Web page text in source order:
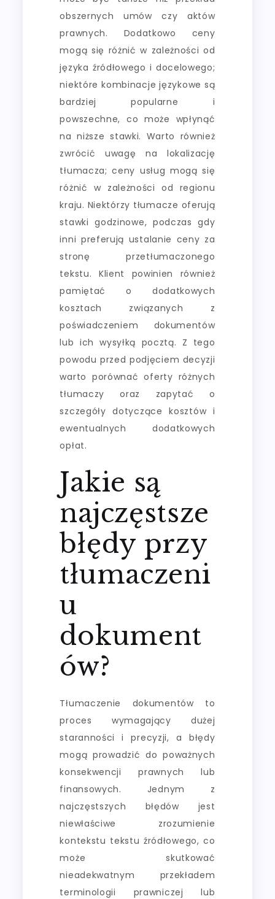
obszernych umów czy aktów
prawnych. Dodatkowo ceny
mogą się różnić w zależności od
języka źródłowego i docelowego;
niektóre kombinacje językowe są
bardziej popularne i
powszechne, co może wpłynąć
na niższe stawki. Warto również
zwrócić uwagę na lokalizację
tłumacza; ceny usług mogą się
różnić w zależności od regionu
kraju. Niektórzy tłumacze oferują
stawki godzinowe, podczas gdy
inni preferują ustalanie ceny za
stronę przetłumaczonego
tekstu. Klient powinien również
pamiętać o dodatkowych
kosztach związanych z
poświadczeniem dokumentów
lub ich wysyłką pocztą. Z tego
powodu przed podjęciem decyzji
warto porównać oferty różnych
tłumaczy oraz zapytać o
szczegóły dotyczące kosztów i
ewentualnych dodatkowych
opłat.
Jakie są
najczęstsze
błędy przy
tłumaczeni
u
dokument
ów?
Tłumaczenie dokumentów to
proces wymagający dużej
staranności i precyzji, a błędy
mogą prowadzić do poważnych
konsekwencji prawnych lub
finansowych. Jednym z
najczęstszych błędów jest
niewłaściwe zrozumienie
kontekstu tekstu źródłowego, co
może skutkować
nieadekwatnym przekładem
terminologii prawniczej lub